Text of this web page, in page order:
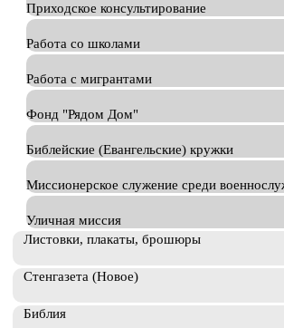
Приходское консультирование
Работа со школами
Работа с мигрантами
Фонд "Рядом Дом"
Библейские (Евангельские) кружки
Миссионерское служение среди
Уличная миссия
Листовки, плакаты, брошюры
Стенгазета (Новое)
Библия